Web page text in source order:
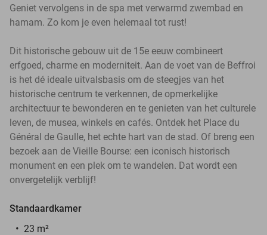
Geniet vervolgens in de spa met verwarmd zwembad en
hamam. Zo kom je even helemaal tot rust!
Dit historische gebouw uit de 15e eeuw combineert
erfgoed, charme en moderniteit. Aan de voet van de Beffroi
is het dé ideale uitvalsbasis om de steegjes van het
historische centrum te verkennen, de opmerkelijke
architectuur te bewonderen en te genieten van het culturele
leven, de musea, winkels en cafés. Ontdek het Place du
Général de Gaulle, het echte hart van de stad. Of breng een
bezoek aan de Vieille Bourse: een iconisch historisch
monument en een plek om te wandelen. Dat wordt een
onvergetelijk verblijf!
Standaardkamer
23 m²